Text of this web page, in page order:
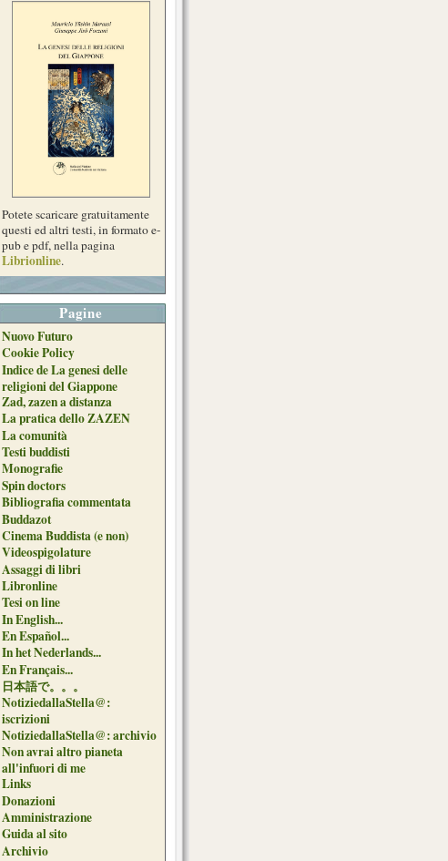
Potete scaricare gratuitamente
questi ed altri testi, in formato e-
pub e pdf, nella pagina
Librionline.
Pagine
Nuovo Futuro
Cookie Policy
Indice de La genesi delle
religioni del Giappone
Zad, zazen a distanza
La pratica dello ZAZEN
La comunità
Testi buddisti
Monografie
Spin doctors
Bibliografia commentata
Buddazot
Cinema Buddista (e non)
Videospigolature
Assaggi di libri
Libronline
Tesi on line
In English...
En Español...
In het Nederlands...
En Français...
日本語で。。。
NotiziedallaStella@:
iscrizioni
NotiziedallaStella@: archivio
Non avrai altro pianeta
all'infuori di me
Links
Donazioni
Amministrazione
Guida al sito
Archivio